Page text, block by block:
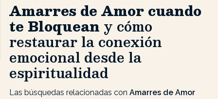
Amarres de Amor cuando
te Bloquean y cómo
restaurar la conexión
emocional desde la
espiritualidad
Las búsquedas relacionadas conAmarres de Amor